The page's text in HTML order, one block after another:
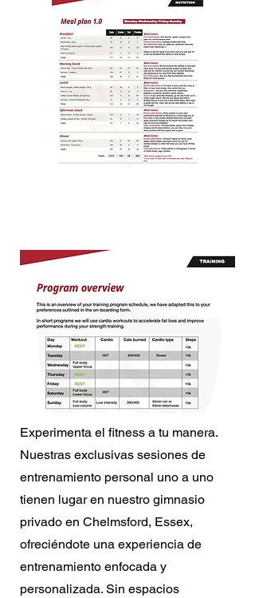
Experimenta el fitness a tu manera.
Nuestras exclusivas sesiones de
entrenamiento personal uno a uno
tienen lugar en nuestro gimnasio
privado en Chelmsford, Essex,
ofreciéndote una experiencia de
entrenamiento enfocada y
personalizada. Sin espacios